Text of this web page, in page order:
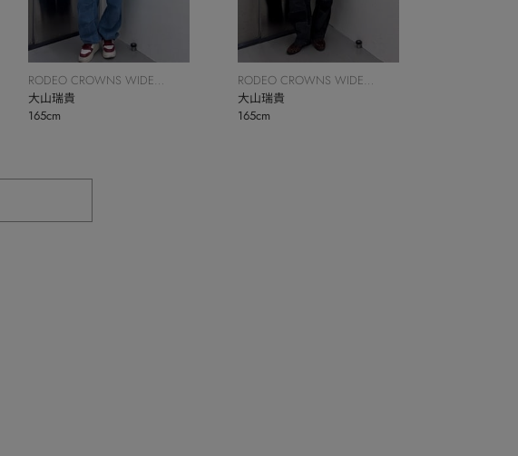
RODEO CROWNS WIDE
BOWL
大山瑞貴
165cm
RODEO CROWNS WIDE
BOWL
大山瑞貴
165cm